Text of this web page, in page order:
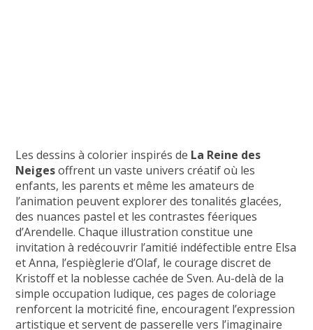
Les dessins à colorier inspirés de La Reine des
Neigesoffrent un vaste univers créatif où les
enfants, les parents et même les amateurs de
l’animation peuvent explorer des tonalités glacées,
des nuances pastel et les contrastes féeriques
d’Arendelle. Chaque illustration constitue une
invitation à redécouvrir l’amitié indéfectible entre Elsa
et Anna, l’espièglerie d’Olaf, le courage discret de
Kristoff et la noblesse cachée de Sven. Au-delà de la
simple occupation ludique, ces pages de coloriage
renforcent la motricité fine, encouragent l’expression
artistique et servent de passerelle vers l’imaginaire